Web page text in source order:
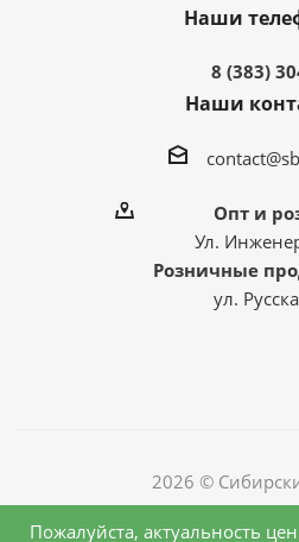
Наши
8 (383)
Наши
Опт и
Ул.
Розничные
ул.
2026 ©
Пожалуйста, актуальность